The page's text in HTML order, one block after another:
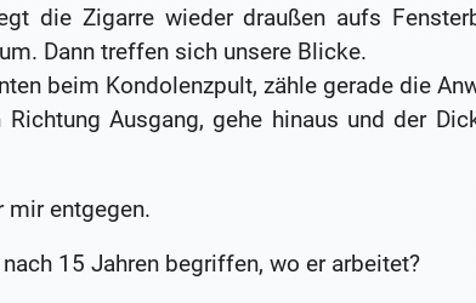
die Zigarre wieder draußen aufs
Dann treffen sich unsere Blicke.
beim Kondolenzpult, zähle gerade die
Richtung Ausgang, gehe hinaus und der
mir entgegen.
15 Jahren begriffen, wo er arbeitet?